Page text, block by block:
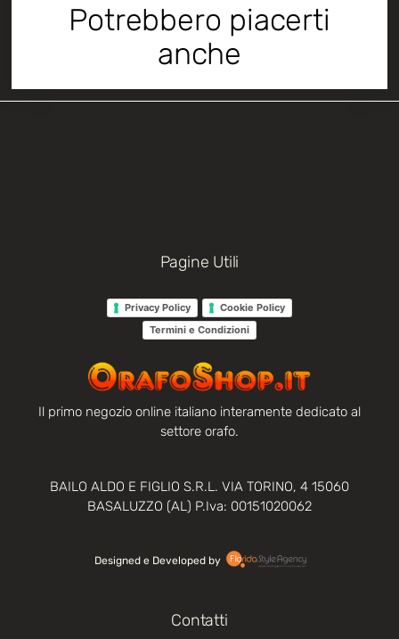
Potrebbero piacerti
anche
Pagine Utili
Privacy Policy
Cookie Policy
Termini e Condizioni
Il primo negozio online italiano interamente dedicato al
settore orafo.
BAILO ALDO E FIGLIO S.R.L. VIA TORINO, 4 15060
BASALUZZO (AL) P.Iva: 00151020062
Contatti